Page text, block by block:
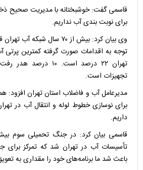
قاسمی گفت: خوشبختانه با مدیریت صحیح
برای نوبت بندی آب نداریم.
وی بیان کرد: بیش از ۷۰ سال
توجه به اقدامات صورت گرفته کمترین پرتی
تهران ۲۲ درصد است.
تجهیزات است.
داریم.
تأسیسات آب در تهران شد که تمرکز برای
باعث شد ما برنامه‌های خود را مقداری به